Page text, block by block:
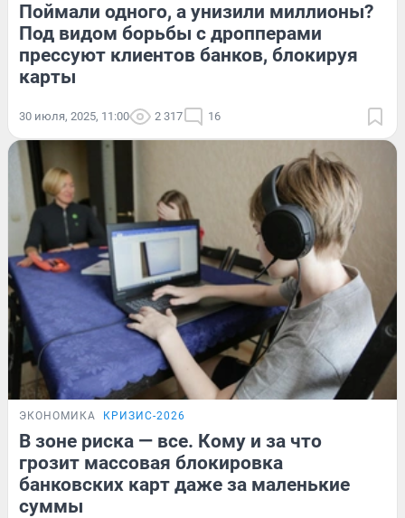
Поймали одного, а унизили миллионы?
Под видом борьбы с дропперами
прессуют клиентов банков, блокируя
карты
30 июля, 2025, 11:00 2 317 16
ЭКОНОМИКА КРИЗИС-2026
В зоне риска — все. Кому и за что
грозит массовая блокировка
банковских карт даже за маленькие
суммы